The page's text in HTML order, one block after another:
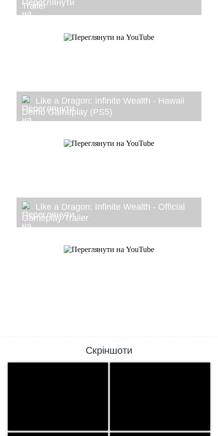
Trailer
Like a Dragon: Infinite Wealth - Hawaii
Demo Gameplay (PS5)
Like a Dragon: Infinite Wealth - Official
Gameplay Trailer
Скріншоти